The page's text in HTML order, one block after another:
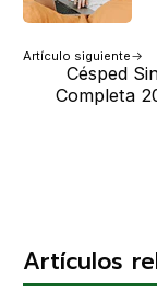
Artículo siguiente
Césped
Completa
Artículos